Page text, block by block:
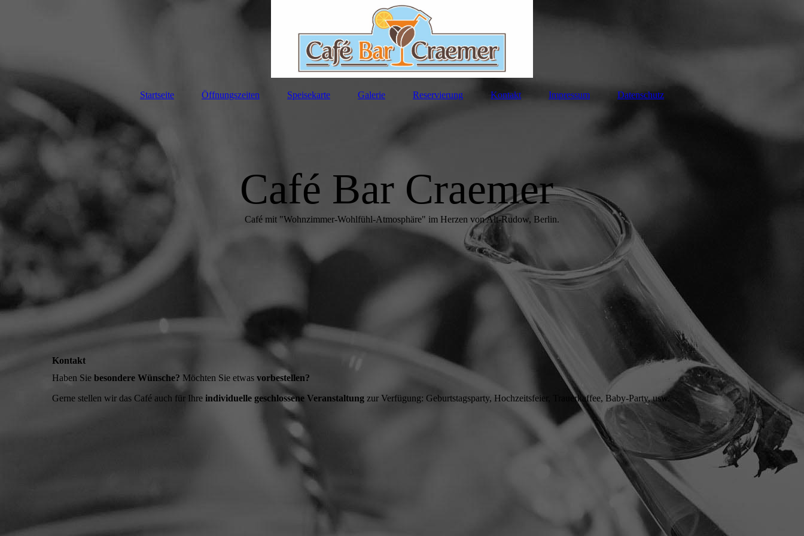
Startseite Öffnungszeiten Speisekarte Galerie Reservierung Kontakt Impressum Datenschutz
Café Bar Craemer
Café mit "Wohnzimmer-Wohlfühl-Atmosphäre" im Herzen von Alt-Rudow, Berlin.
Kontakt
Haben Sie besondere Wünsche? Möchten Sie etwas vorbestellen?
Gerne stellen wir das Café auch für Ihre individuelle geschlossene Veranstaltung zur Verfügung: Geburtstagsparty, Hochzeitsfeier, Trauerkaffee, Baby-Party, usw.